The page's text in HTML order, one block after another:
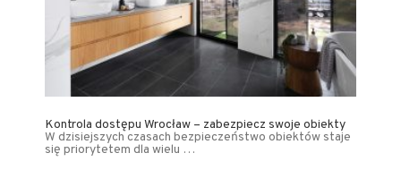
Kontrola dostępu Wrocław – zabezpiecz swoje obiekty
W dzisiejszych czasach bezpieczeństwo obiektów staje
się priorytetem dla wielu …